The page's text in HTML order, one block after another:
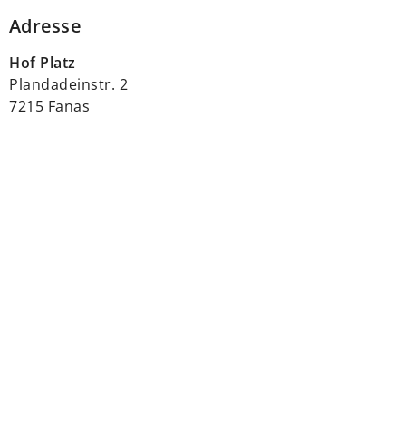
Adresse
Hof Platz
Plandadeinstr. 2
7215 Fanas